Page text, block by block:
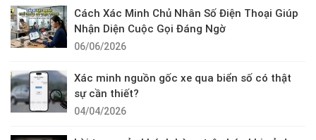
Cách Xác Minh Chủ Nhân Số Điện Thoại Giúp
Nhận Diện Cuộc Gọi Đáng Ngờ
06/06/2026
Xác minh nguồn gốc xe qua biển số có thật
sự cần thiết?
04/04/2026